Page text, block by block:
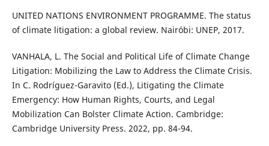
UNITED NATIONS ENVIRONMENT PROGRAMME. The status
of climate litigation: a global review. Nairóbi: UNEP, 2017.
VANHALA, L. The Social and Political Life of Climate Change
Litigation: Mobilizing the Law to Address the Climate Crisis.
In C. Rodríguez-Garavito (Ed.), Litigating the Climate
Emergency: How Human Rights, Courts, and Legal
Mobilization Can Bolster Climate Action. Cambridge:
Cambridge University Press. 2022, pp. 84-94.